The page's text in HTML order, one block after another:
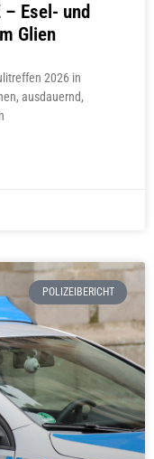
– Esel- und
Glien
2026 in
ausdauernd,
POLIZEIBERICHT